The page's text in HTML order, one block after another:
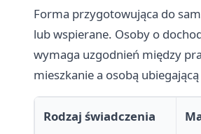
Forma przygotowująca do
lub wspierane. Osoby o
wymaga uzgodnień między
mieszkanie a osobą ubiegającą
Rodzaj świadczenia